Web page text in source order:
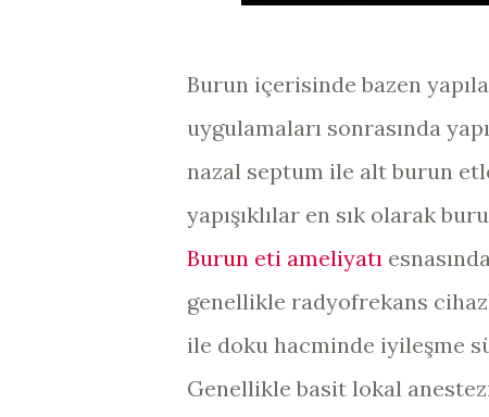
Burun içerisinde bazen
uygulamaları sonrasında
nazal septum ile alt burun
yapışıklılar en sık olarak
Burun eti ameliyatı
genellikle radyofrekans
ile doku hacminde iyileşme
Genellikle basit lokal